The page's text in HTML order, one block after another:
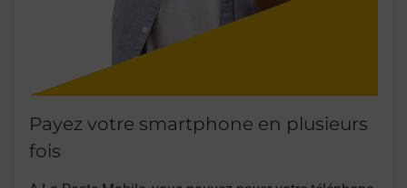
Payez votre smartphone en plusieurs
fois